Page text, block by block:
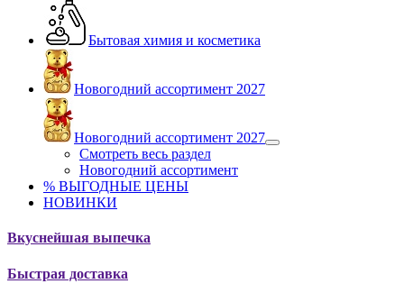
Бытовая химия и косметика
Новогодний ассортимент 2027
Новогодний ассортимент 2027
Смотреть весь раздел
Новогодний ассортимент
% ВЫГОДНЫЕ ЦЕНЫ
НОВИНКИ
Вкуснейшая выпечка
Быстрая доставка